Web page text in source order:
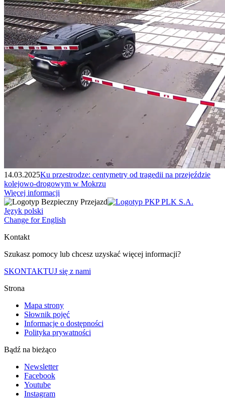
14.03.2025Ku przestrodze: centymetry od tragedii na przejeździe
kolejowo-drogowym w Mokrzu
Więcej informacji
Język polski
Change for English
Kontakt
Szukasz pomocy lub chcesz uzyskać więcej informacji?
SKONTAKTUJ się z nami
Strona
Mapa strony
Słownik pojęć
Informacje o dostępności
Polityka prywatności
Bądź na bieżąco
Newsletter
Facebook
Youtube
Instagram